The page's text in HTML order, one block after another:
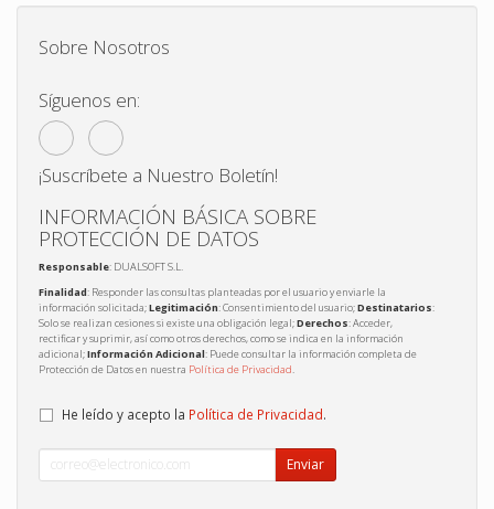
Sobre Nosotros
Síguenos en:
¡Suscríbete a Nuestro Boletín!
INFORMACIÓN BÁSICA SOBRE
PROTECCIÓN DE DATOS
Responsable: DUALSOFT S.L.
Finalidad: Responder las consultas planteadas por el usuario y enviarle la
información solicitada;Legitimación: Consentimiento del usuario;Destinatarios:
Solo se realizan cesiones si existe una obligación legal;Derechos: Acceder,
rectificar y suprimir, así como otros derechos, como se indica en la información
adicional;Información Adicional: Puede consultar la información completa de
Protección de Datos en nuestra Política de Privacidad.
He leído y acepto la Política de Privacidad.
Enviar